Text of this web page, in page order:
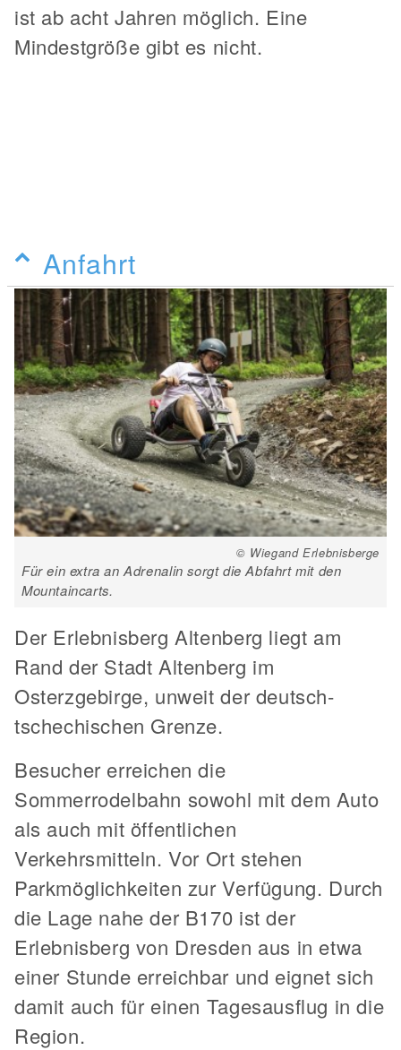
ist ab acht Jahren möglich. Eine
Mindestgröße gibt es nicht.
Anfahrt
© Wiegand Erlebnisberge
Für ein extra an Adrenalin sorgt die Abfahrt mit den
Mountaincarts.
Der Erlebnisberg Altenberg liegt am
Rand der Stadt Altenberg im
Osterzgebirge, unweit der deutsch-
tschechischen Grenze.
Besucher erreichen die
Sommerrodelbahn sowohl mit dem Auto
als auch mit öffentlichen
Verkehrsmitteln. Vor Ort stehen
Parkmöglichkeiten zur Verfügung. Durch
die Lage nahe der B170 ist der
Erlebnisberg von Dresden aus in etwa
einer Stunde erreichbar und eignet sich
damit auch für einen Tagesausflug in die
Region.